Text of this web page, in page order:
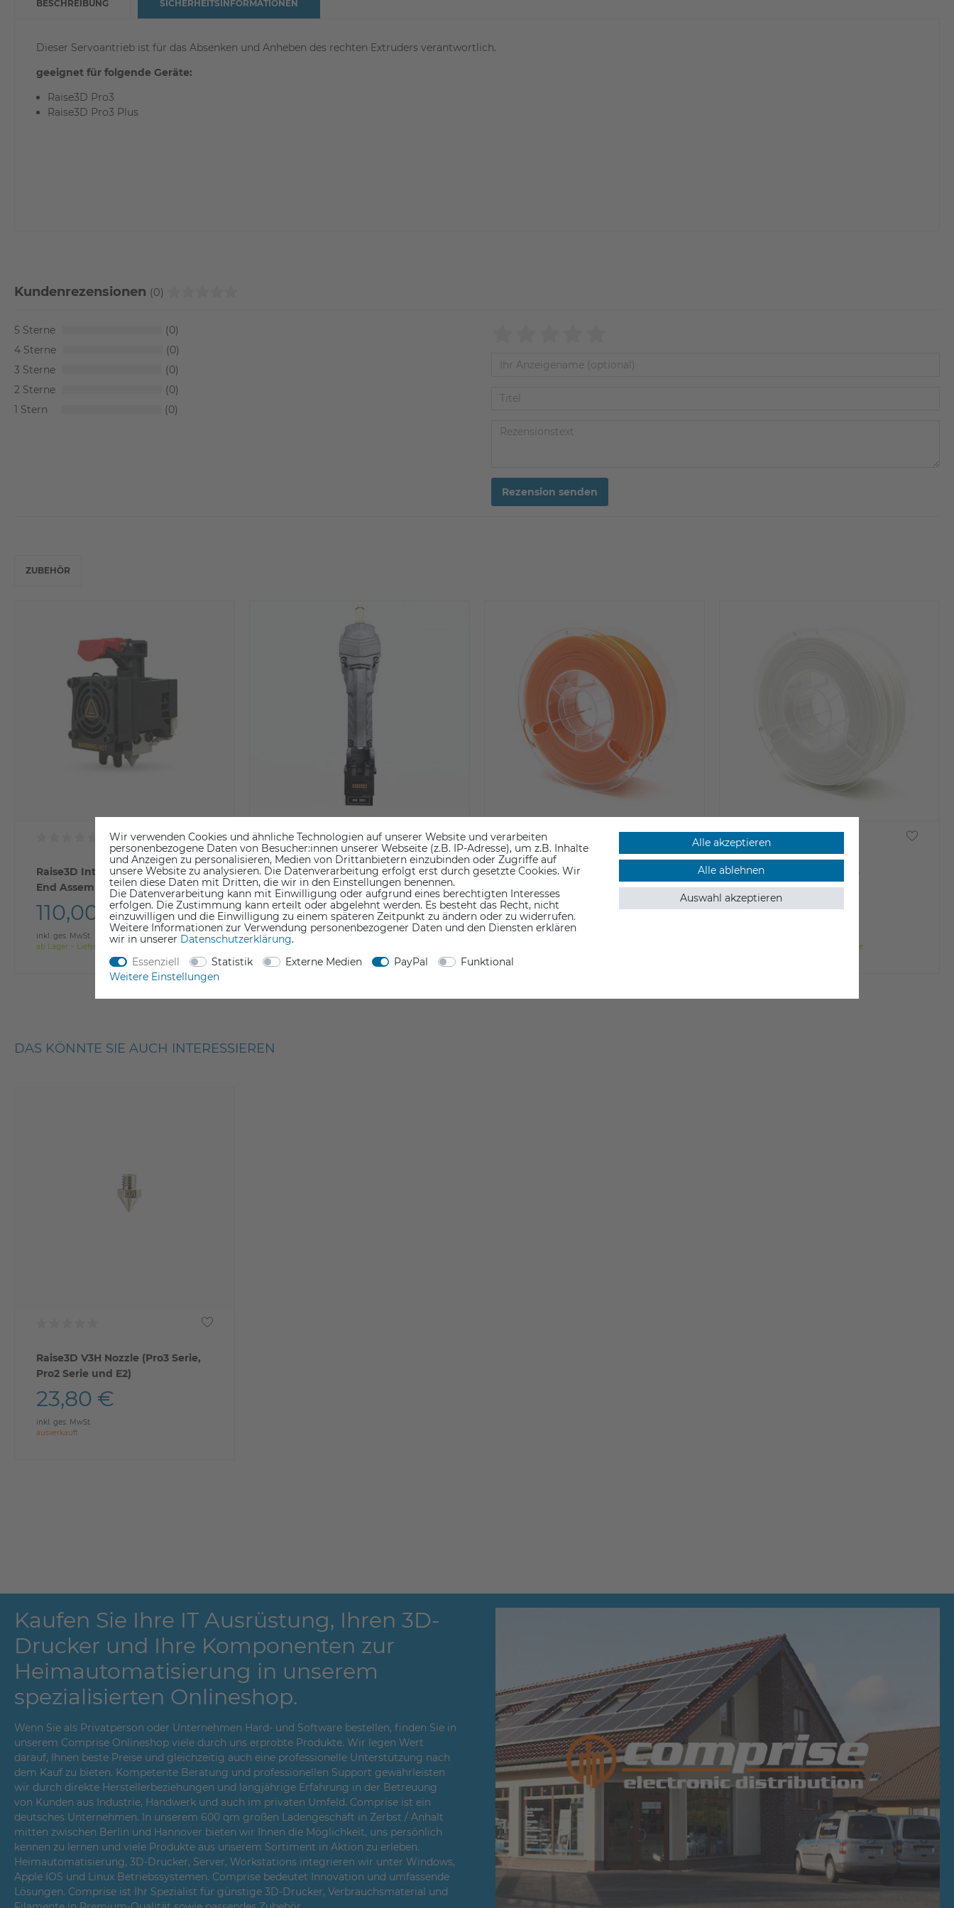
BESCHREIBUNG
Dieser Servoantrieb ist für das Absenken und Anheben des rechten Extruders verantwortlich.
geeignet für folgende Geräte:
Raise3D Pro3
Raise3D Pro3 Plus
SICHERHEITSINFORMATIONEN
Kundenrezensionen (0)
5
0
4
0
3
0
2
0
1
0
Rezension senden
ZUBEHÖR
Raise3D Interchangeable Hot
End Assembly with V3H Nozzle
(Pro3 Serie)
110,00 €
inkl. ges. MwSt.
ab Lager > Lieferzeit 1-3 Werktage
Raise3D Pro3 Series Right
Extruder (ohne Hot End)
261,80 €
inkl. ges. MwSt.
Lieferzeit 5-10 Werktage
Raise3D Premium PLA
24,95 €
Raise3D Premium ABS
24,95 €
ab Lager > Lieferzeit 1-3 Werktage
DAS KÖNNTE SIE AUCH INTERESSIEREN
Raise3D V3H Nozzle (Pro3 Serie,
Pro2 Serie und E2)
23,80 €
inkl. ges. MwSt.
ausverkauft
Kaufen Sie Ihre IT Ausrüstung, Ihren 3D-
Drucker und Ihre Komponenten zur
Heimautomatisierung in unserem
spezialisierten Onlineshop.
Wenn Sie als Privatperson oder Unternehmen Hard- und Software bestellen, finden Sie in
unserem Comprise Onlineshop viele durch uns erprobte Produkte. Wir legen Wert
darauf, Ihnen beste Preise und gleichzeitig auch eine professionelle Unterstützung nach
dem Kauf zu bieten. Kompetente Beratung und professionellen Support gewährleisten
wir durch direkte Herstellerbeziehungen und langjährige Erfahrung in der Betreuung
von Kunden aus Industrie, Handwerk und auch im privaten Umfeld. Comprise ist ein
deutsches Unternehmen. In unserem 600 qm großen Ladengeschäft in Zerbst / Anhalt
mitten zwischen Berlin und Hannover bieten wir Ihnen die Möglichkeit, uns persönlich
kennen zu lernen und viele Produkte aus unserem Sortiment in Aktion zu erleben.
Heimautomatisierung, 3D-Drucker, Server, Workstations integrieren wir unter Windows,
Apple IOS und Linux Betriebssystemen. Comprise bedeutet Innovation und umfassende
Lösungen. Comprise ist Ihr Spezialist für günstige 3D-Drucker, Verbrauchsmaterial und
Wir verwenden Cookies und ähnliche Technologien auf unserer Website und verarbeiten
personenbezogene Daten von Besucher:innen unserer Webseite (z.B. IP-Adresse), um z.B. Inhalte
und Anzeigen zu personalisieren, Medien von Drittanbietern einzubinden oder Zugriffe auf
unsere Website zu analysieren. Die Datenverarbeitung erfolgt erst durch gesetzte Cookies. Wir
teilen diese Daten mit Dritten, die wir in den Einstellungen benennen.
Die Datenverarbeitung kann mit Einwilligung oder aufgrund eines berechtigten Interesses
erfolgen. Die Zustimmung kann erteilt oder abgelehnt werden. Es besteht das Recht, nicht
einzuwilligen und die Einwilligung zu einem späteren Zeitpunkt zu ändern oder zu widerrufen.
Weitere Informationen zur Verwendung personenbezogener Daten und den Diensten erklären
wir in unserer Daten­schutz­erklärung.
Essenziell
Statistik Externe Medien PayPal
Funktional
Weitere Einstellungen
Alle akzeptieren
Alle ablehnen
Auswahl akzeptieren